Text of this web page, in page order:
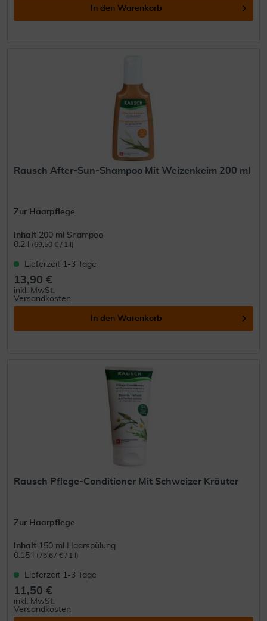
In den Warenkorb
Rausch After-Sun-Shampoo Mit Weizenkeim 200 ml
Zur Haarpflege
Inhalt 200 ml Shampoo
0.2 l
(69,50 € / 1 l)
Lieferzeit 1-3 Tage
13,90 €
inkl. MwSt.
Versandkosten
In den Warenkorb
Rausch Pflege-Conditioner Mit Schweizer Kräuter
Zur Haarpflege
Inhalt 150 ml Haarspülung
0.15 l
(76,67 € / 1 l)
Lieferzeit 1-3 Tage
11,50 €
inkl. MwSt.
Versandkosten